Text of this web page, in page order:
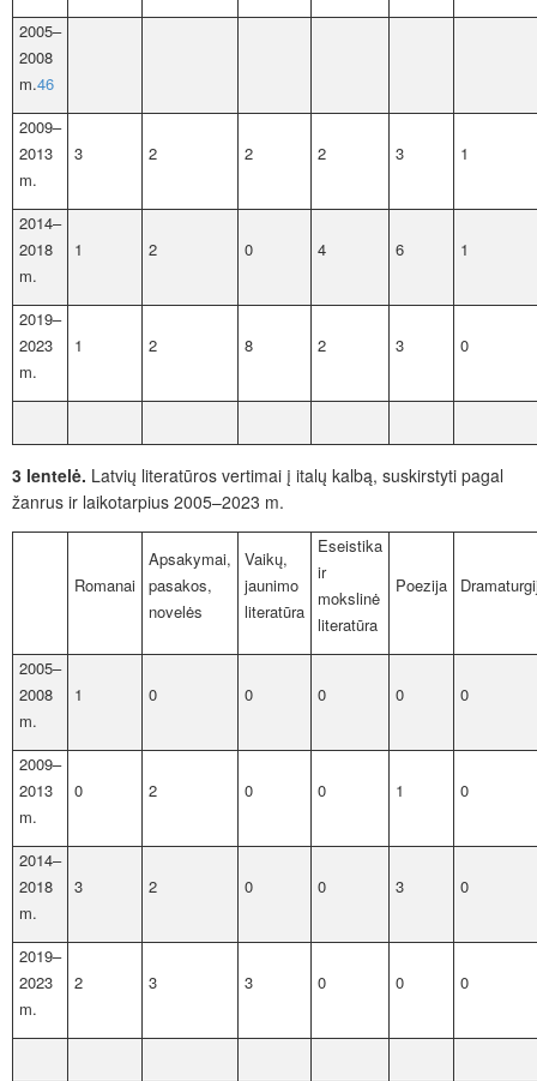
2005–
2008
m.46
2009–
2013
m.
3 2 2 2 3 1
2014–
2018
m.
1 2 0 4 6 1
2019–
2023
m.
1 2 8 2 3 0
3 lentelė. Latvių literatūros vertimai į italų kalbą, suskirstyti pagal
žanrus ir laikotarpius 2005–2023 m.
Romanai
Apsakymai,
pasakos,
novelės
Vaikų,
jaunimo
literatūra
Eseistika
ir
mokslinė
literatūra
Poezija
2005–
2008
m.
1 0 0 0 0 0
2009–
2013
m.
0 2 0 0 1 0
2014–
2018
m.
3 2 0 0 3 0
2019–
2023
m.
2 3 3 0 0 0